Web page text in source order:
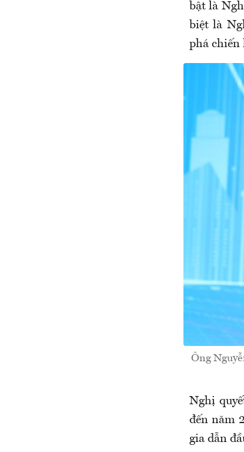
bật là
biệt là
phá chiến
Ông
Nghị
đến năm
gia dẫn